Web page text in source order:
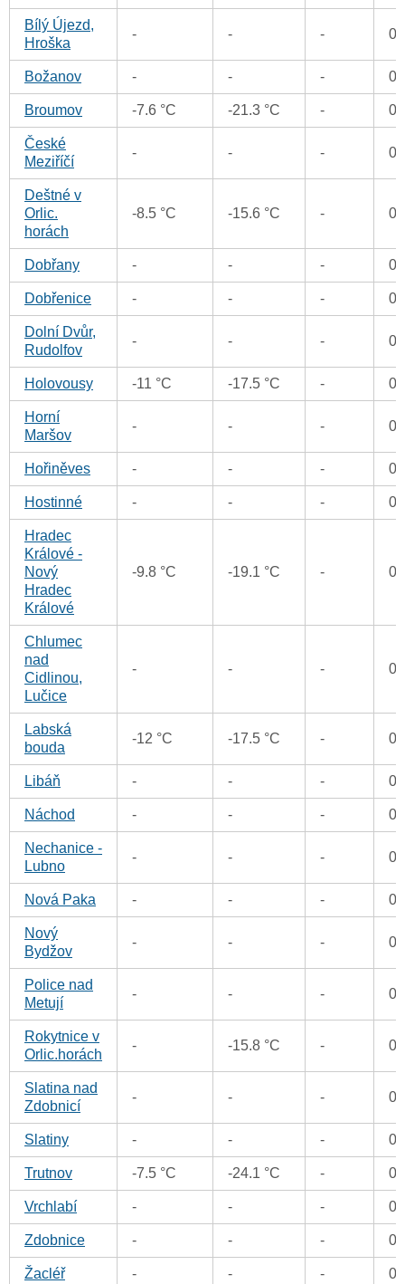
Bílý Újezd,
Hroška
- - - 0
Božanov - - - 0
Broumov -7.6 °C -21.3 °C - 0
České
Meziříčí
- - - 0
Deštné v
Orlic.
horách
-8.5 °C -15.6 °C - 0
Dobřany - - - 0
Dobřenice - - - 0
Dolní Dvůr,
Rudolfov
- - - 0
Holovousy -11 °C -17.5 °C - 0
Horní
Maršov
- - - 0
Hořiněves - - - 0
Hostinné - - - 0
Hradec
Králové -
Nový
Hradec
Králové
-9.8 °C -19.1 °C - 0
Chlumec
nad
Cidlinou,
Lučice
- - - 0
Labská
bouda
-12 °C -17.5 °C - 0
Libáň - - - 0
Náchod - - - 0
Nechanice -
Lubno
- - - 0
Nová Paka - - - 0
Nový
Bydžov
- - - 0
Police nad
Metují
- - - 0
Rokytnice v
Orlic.horách
- -15.8 °C - 0
Slatina nad
Zdobnicí
- - - 0
Slatiny - - - 0
Trutnov -7.5 °C -24.1 °C - 0
Vrchlabí - - - 0
Zdobnice - - - 0
Žacléř - - - 0